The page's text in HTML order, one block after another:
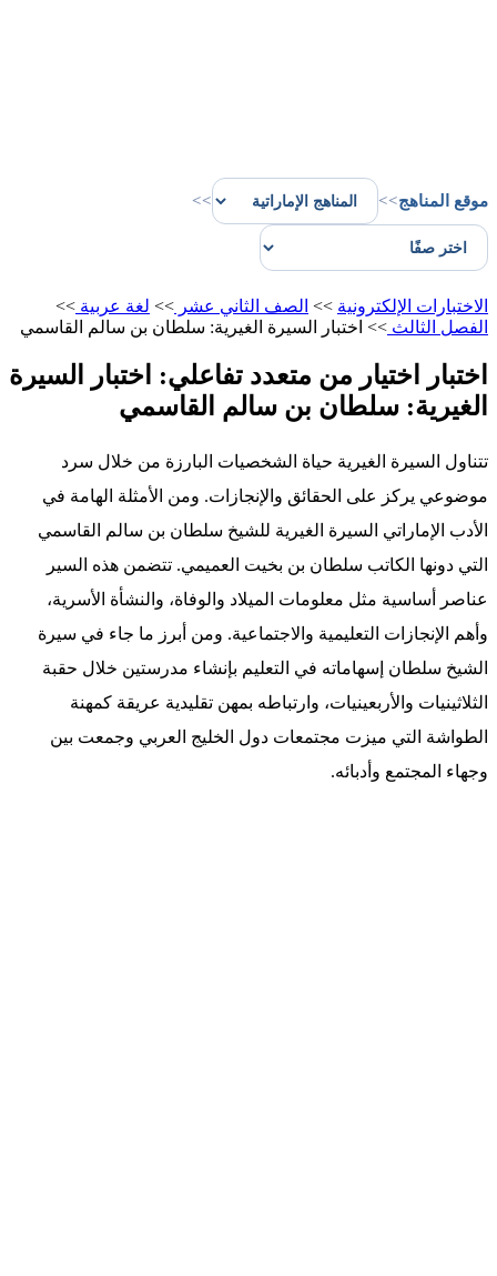
موقع المناهج>>
>>
الاختبارات الإلكترونية >> الصف الثاني عشر >> لغة عربية >>
الفصل الثالث >> اختبار السيرة الغيرية: سلطان بن سالم القاسمي
اختبار اختيار من متعدد تفاعلي: اختبار السيرة
الغيرية: سلطان بن سالم القاسمي
تتناول السيرة الغيرية حياة الشخصيات البارزة من خلال سرد
موضوعي يركز على الحقائق والإنجازات. ومن الأمثلة الهامة في
الأدب الإماراتي السيرة الغيرية للشيخ سلطان بن سالم القاسمي
التي دونها الكاتب سلطان بن بخيت العميمي. تتضمن هذه السير
عناصر أساسية مثل معلومات الميلاد والوفاة، والنشأة الأسرية،
وأهم الإنجازات التعليمية والاجتماعية. ومن أبرز ما جاء في سيرة
الشيخ سلطان إسهاماته في التعليم بإنشاء مدرستين خلال حقبة
الثلاثينيات والأربعينيات، وارتباطه بمهن تقليدية عريقة كمهنة
الطواشة التي ميزت مجتمعات دول الخليج العربي وجمعت بين
وجهاء المجتمع وأدبائه.